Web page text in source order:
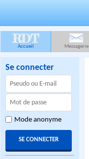
RDT
Accueil Messagerie
Se connecter
Mode anonyme